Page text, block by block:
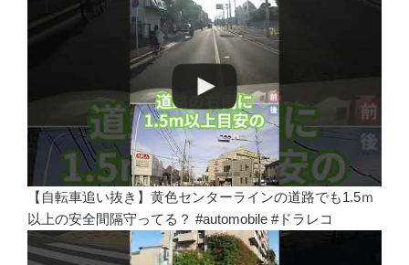
【自転車追い抜き】黄色センターラインの道路でも1.5ｍ
以上の安全間隔守ってる？ #automobile #ドラレコ